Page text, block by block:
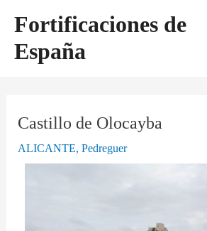
contenido
Fortificaciones de
España
Castillo de Olocayba
ALICANTE,Pedreguer
de
entradas